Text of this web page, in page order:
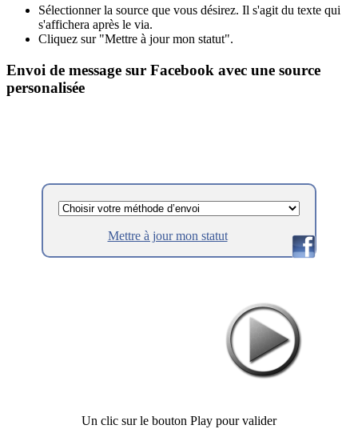
Sélectionner la source que vous désirez. Il s'agit du texte qui
s'affichera après le via.
Cliquez sur "Mettre à jour mon statut".
Envoi de message sur Facebook avec une source
personalisée
Mettre à jour mon statut
Un clic sur le bouton Play pour valider